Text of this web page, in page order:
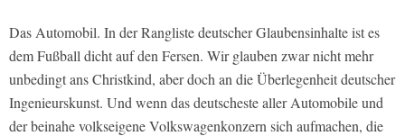
Das Automobil. In der Rangliste deutscher Glaubensinhalte ist es
dem Fußball dicht auf den Fersen. Wir glauben zwar nicht mehr
unbedingt ans Christkind, aber doch an die Überlegenheit deutscher
Ingenieurskunst. Und wenn das deutscheste aller Automobile und
der beinahe volkseigene Volkswagenkonzern sich aufmachen, die